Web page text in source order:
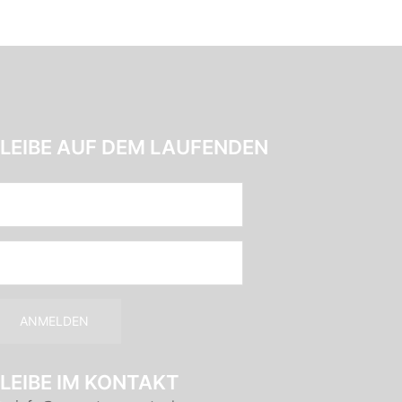
AUF DEM LAUFENDEN
IM KONTAKT